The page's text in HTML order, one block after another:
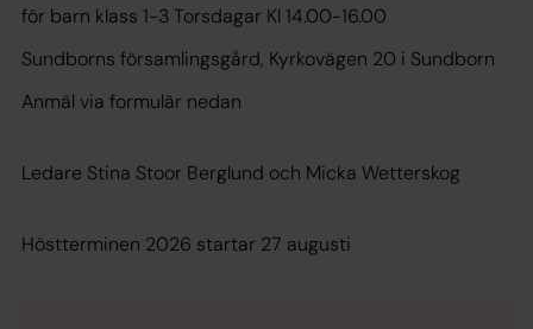
för barn klass 1-3 Torsdagar Kl 14.00-16.00
Sundborns församlingsgård, Kyrkovägen 20 i Sundborn
Anmäl via formulär nedan
Ledare Stina Stoor Berglund och Micka Wetterskog
Höstterminen 2026 startar 27 augusti